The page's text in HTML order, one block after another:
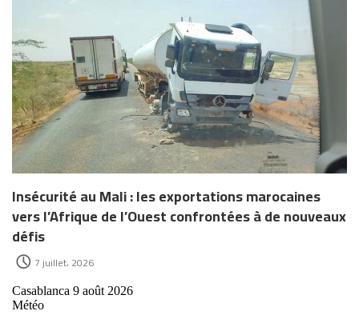
Insécurité au Mali : les exportations marocaines
vers l’Afrique de l’Ouest confrontées à de nouveaux
défis
7 juillet، 2026